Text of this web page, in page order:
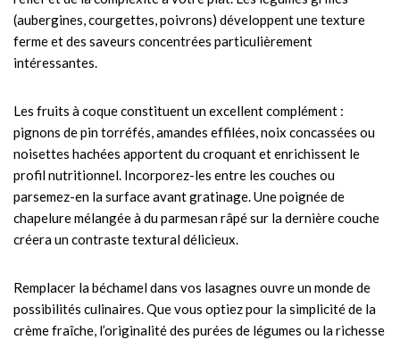
(aubergines, courgettes, poivrons) développent une texture
ferme et des saveurs concentrées particulièrement
intéressantes.
Les fruits à coque constituent un excellent complément :
pignons de pin torréfés, amandes effilées, noix concassées ou
noisettes hachées apportent du croquant et enrichissent le
profil nutritionnel. Incorporez-les entre les couches ou
parsemez-en la surface avant gratinage. Une poignée de
chapelure mélangée à du parmesan râpé sur la dernière couche
créera un contraste textural délicieux.
Remplacer la béchamel dans vos lasagnes ouvre un monde de
possibilités culinaires. Que vous optiez pour la simplicité de la
crème fraîche, l’originalité des purées de légumes ou la richesse